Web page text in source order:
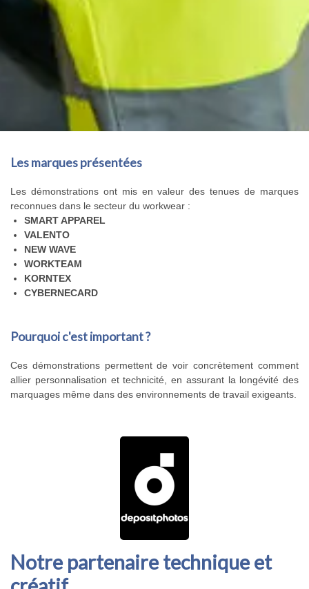
Les marques présentées
Les démonstrations ont mis en valeur des tenues de marques
reconnues dans le secteur du workwear :
SMART APPAREL
VALENTO
NEW WAVE
WORKTEAM
KORNTEX
CYBERNECARD
Pourquoi c'est important ?
Ces démonstrations permettent de voir concrètement comment
allier personnalisation et technicité, en assurant la longévité des
marquages même dans des environnements de travail exigeants.
Notre partenaire technique et